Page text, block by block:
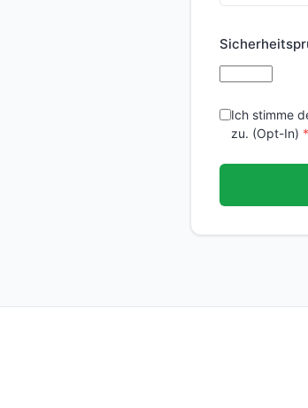
Ich stimme
zu. (Opt-In)